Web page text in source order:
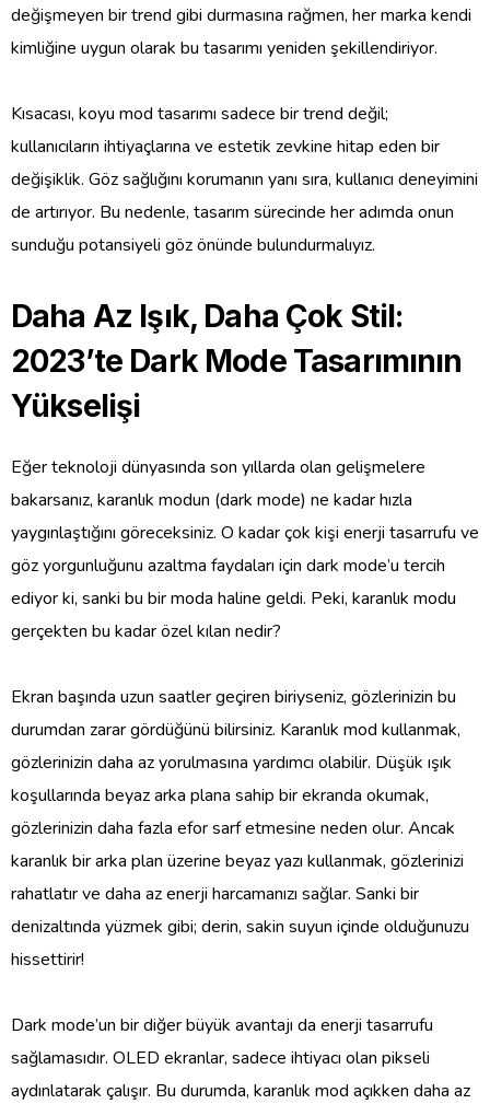
değişmeyen bir trend gibi durmasına rağmen, her marka kendi
kimliğine uygun olarak bu tasarımı yeniden şekillendiriyor.
Kısacası, koyu mod tasarımı sadece bir trend değil;
kullanıcıların ihtiyaçlarına ve estetik zevkine hitap eden bir
değişiklik. Göz sağlığını korumanın yanı sıra, kullanıcı deneyimini
de artırıyor. Bu nedenle, tasarım sürecinde her adımda onun
sunduğu potansiyeli göz önünde bulundurmalıyız.
Daha Az Işık, Daha Çok Stil:
2023’te Dark Mode Tasarımının
Yükselişi
Eğer teknoloji dünyasında son yıllarda olan gelişmelere
bakarsanız, karanlık modun (dark mode) ne kadar hızla
yaygınlaştığını göreceksiniz. O kadar çok kişi enerji tasarrufu ve
göz yorgunluğunu azaltma faydaları için dark mode’u tercih
ediyor ki, sanki bu bir moda haline geldi. Peki, karanlık modu
gerçekten bu kadar özel kılan nedir?
Ekran başında uzun saatler geçiren biriyseniz, gözlerinizin bu
durumdan zarar gördüğünü bilirsiniz. Karanlık mod kullanmak,
gözlerinizin daha az yorulmasına yardımcı olabilir. Düşük ışık
koşullarında beyaz arka plana sahip bir ekranda okumak,
gözlerinizin daha fazla efor sarf etmesine neden olur. Ancak
karanlık bir arka plan üzerine beyaz yazı kullanmak, gözlerinizi
rahatlatır ve daha az enerji harcamanızı sağlar. Sanki bir
denizaltında yüzmek gibi; derin, sakin suyun içinde olduğunuzu
hissettirir!
Dark mode’un bir diğer büyük avantajı da enerji tasarrufu
sağlamasıdır. OLED ekranlar, sadece ihtiyacı olan pikseli
aydınlatarak çalışır. Bu durumda, karanlık mod açıkken daha az